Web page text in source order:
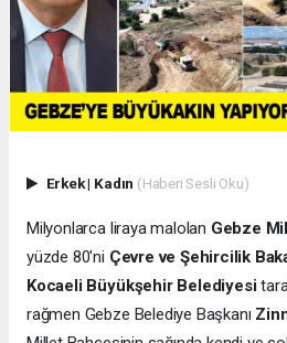
Erkek| Kadın (Haberi Sesli Oku)
Milyonlarca liraya malolan Gebze
yüzde 80'ni Çevre ve Şehircilik
Kocaeli Büyükşehir Belediyesi
rağmen Gebze Belediye Başkanı